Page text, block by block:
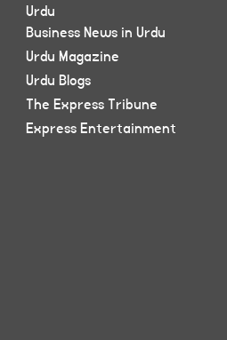
Urdu
Business News in Urdu
Urdu Magazine
Urdu Blogs
The Express Tribune
Express Entertainment